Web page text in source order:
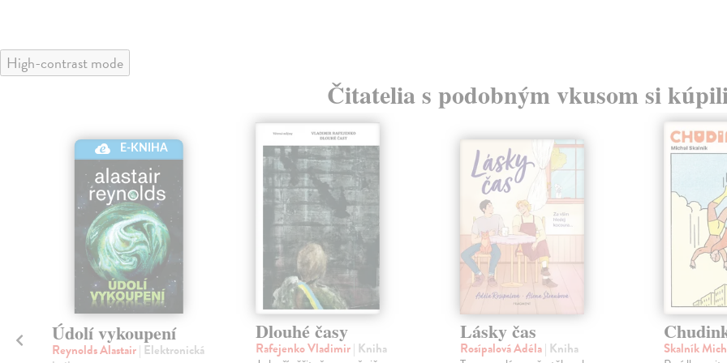
High-contrast mode
Čitatelia s podobným vkusom si
E-KNIHA
Údolí vykoupení
Reynolds Alastair| Elektronická
Dlouhé časy
Rafejenko Vladimir| Kniha
Lásky čas
Rosípalová Adéla| Kniha
Skalník